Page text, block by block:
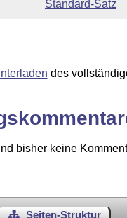
Standard-Satz
des
bisher keine
Seiten-Struktur